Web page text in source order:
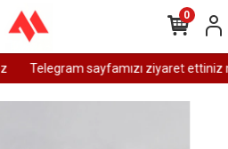
Telegram sayfamızı ziyaret ettiniz
0